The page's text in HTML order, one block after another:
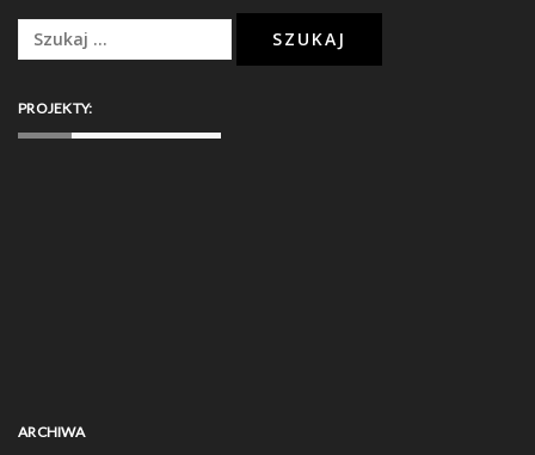
Szukaj:
PROJEKTY:
ARCHIWA